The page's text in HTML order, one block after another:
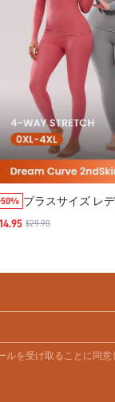
プラスサイズ レ
アンダーウェア
$29.90
ルを受け取ることに同